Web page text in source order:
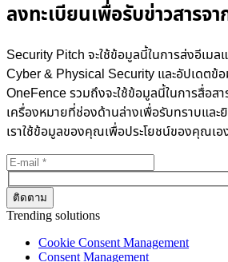
ลงทะเบียนเพื่อรับข่าวสารจา
Security Pitch จะใช้ข้อมูลนี้ในการส่งอีเมล
Cyber & Physical Security และอัปเดตข้
OneFence รวมถึงจะใช้ข้อมูลนี้ในการสื่อส
เครื่องหมายที่ช่องด้านล่างเพื่อรับทราบแล
เราใช้ข้อมูลของคุณเพื่อประโยชน์ของคุณเอ
Trending solutions
Cookie Consent Management
Consent Management